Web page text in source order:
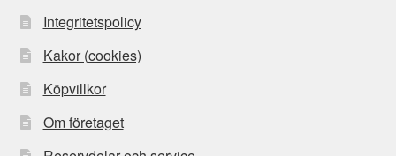
Integritetspolicy
Kakor (cookies)
Köpvillkor
Om företaget